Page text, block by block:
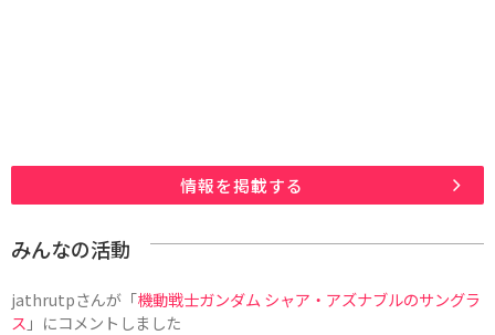
情報を掲載する
みんなの活動
jathrutpさんが「機動戦士ガンダム シャア・アズナブルのサングラ
ス 」にコメントしました